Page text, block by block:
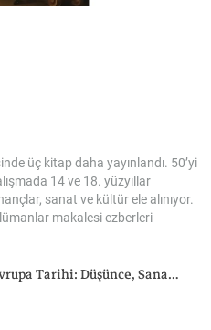
üç kitap daha yayınlandı. 50’yi
14 ve 18. yüzyıllar
sanat ve kültür ele alınıyor.
makalesi ezberleri
Erken Modern Avrupa Tarihi: Düşünce, Sanat ve Kültür (Cilt 4)